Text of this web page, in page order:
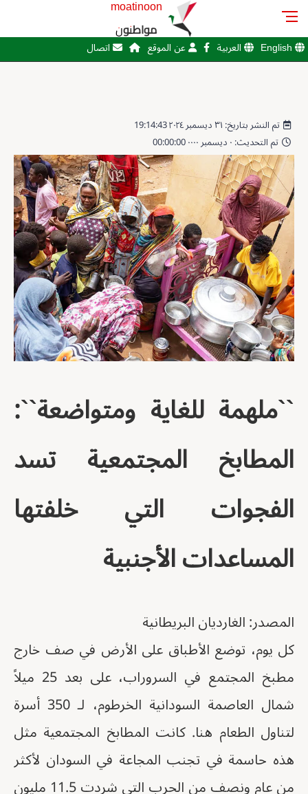
moatinoon
مواطنون
English العربية عن الموقع اتصال
تم النشر بتاريخ: ٣١ ديسمبر ٢٠٢٤ 19:14:43
تم التحديث: ٠ ديسمبر ٠٠٠٠ 00:00:00
``ملهمة للغاية ومتواضعة``:
المطابخ المجتمعية تسد
الفجوات التي خلفتها
المساعدات الأجنبية
المصدر: الغارديان البريطانية
كل يوم، توضع الأطباق على الأرض في صف خارج
مطبخ المجتمع في السروراب، على بعد 25 ميلاً
شمال العاصمة السودانية الخرطوم، لـ 350 أسرة
لتناول الطعام هنا. كانت المطابخ المجتمعية مثل
هذه حاسمة في تجنب المجاعة في السودان لأكثر
من عام ونصف من الحرب التي شردت 11.5 مليون